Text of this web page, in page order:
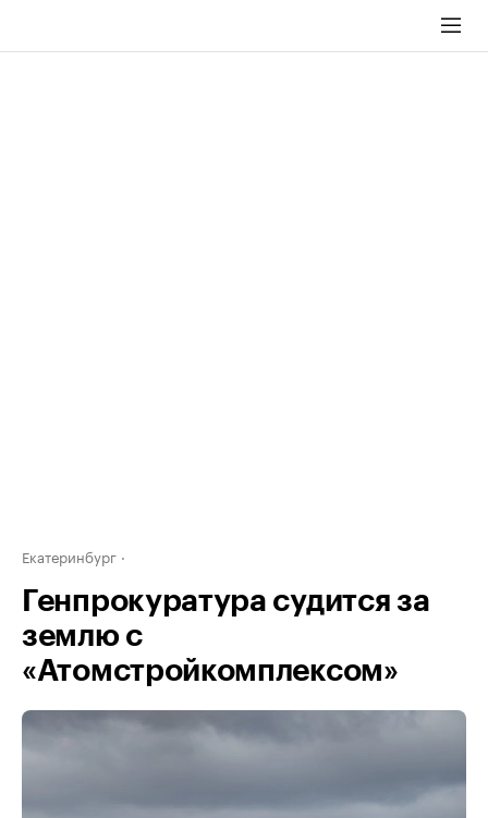
Екатеринбург
Генпрокуратура судится за
землю с
«Атомстройкомплексом»